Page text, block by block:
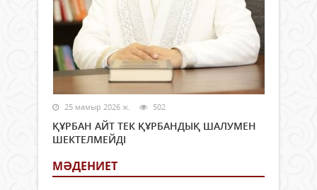
25 мамыр 2026 ж. 502
ҚҰРБАН АЙТ ТЕК ҚҰРБАНДЫҚ ШАЛУМЕН
ШЕКТЕЛМЕЙДІ
МӘДЕНИЕТ